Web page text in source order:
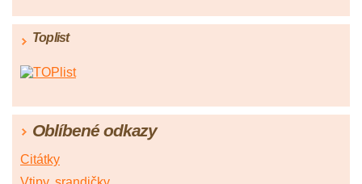
Toplist
Oblíbené odkazy
Citátky